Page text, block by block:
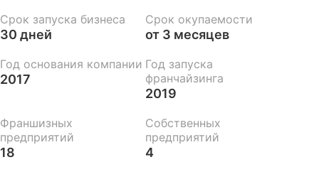
Срок запуска бизнеса
30 дней
Срок окупаемости
от 3 месяцев
Год основания компании
2017
Год запуска
франчайзинга
2019
Франшизных
предприятий
18
Собственных
предприятий
4